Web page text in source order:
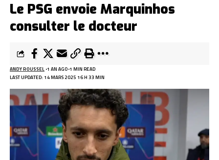
Le PSG envoie Marquinhos
consulter le docteur
LAST UPDATED: 14 MARS 2025 16 H 33 MIN
ANDY ROUSSEL 1 AN AGO 1 MIN READ